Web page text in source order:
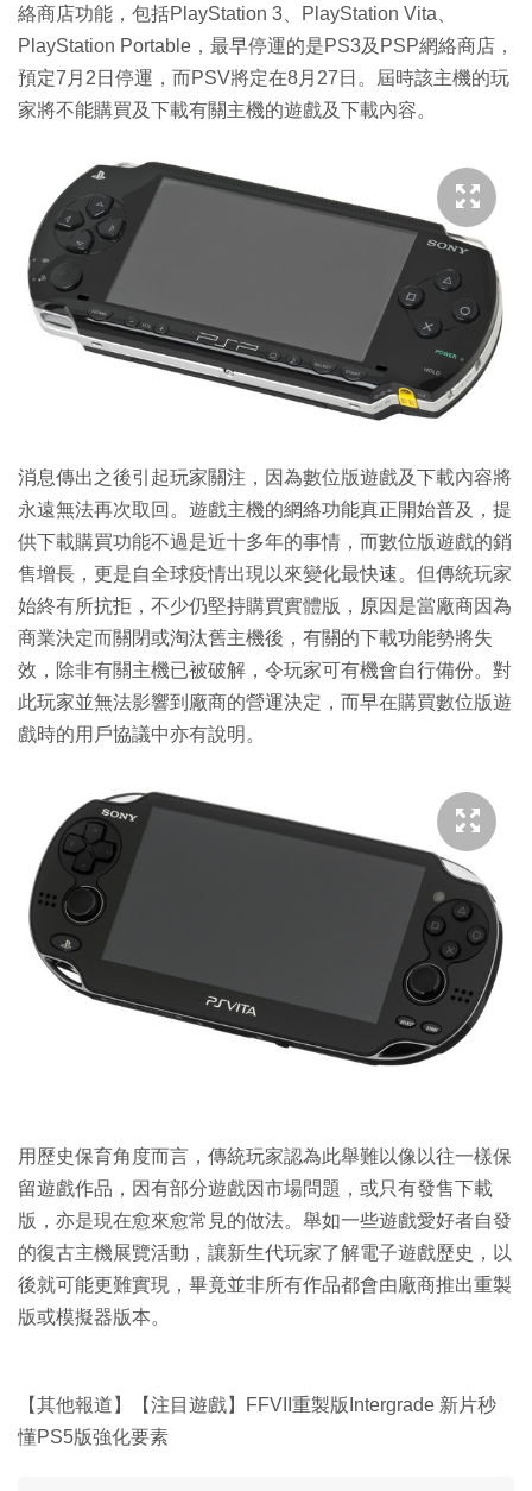
絡商店功能，包括PlayStation 3、PlayStation Vita、
PlayStation Portable，最早停運的是PS3及PSP網絡商店，
預定7月2日停運，而PSV將定在8月27日。屆時該主機的玩
家將不能購買及下載有關主機的遊戲及下載內容。
消息傳出之後引起玩家關注，因為數位版遊戲及下載內容將
永遠無法再次取回。遊戲主機的網絡功能真正開始普及，提
供下載購買功能不過是近十多年的事情，而數位版遊戲的銷
售增長，更是自全球疫情出現以來變化最快速。但傳統玩家
始終有所抗拒，不少仍堅持購買實體版，原因是當廠商因為
商業決定而關閉或淘汰舊主機後，有關的下載功能勢將失
效，除非有關主機已被破解，令玩家可有機會自行備份。對
此玩家並無法影響到廠商的營運決定，而早在購買數位版遊
戲時的用戶協議中亦有說明。
用歷史保育角度而言，傳統玩家認為此舉難以像以往一樣保
留遊戲作品，因有部分遊戲因市場問題，或只有發售下載
版，亦是現在愈來愈常見的做法。舉如一些遊戲愛好者自發
的復古主機展覽活動，讓新生代玩家了解電子遊戲歷史，以
後就可能更難實現，畢竟並非所有作品都會由廠商推出重製
版或模擬器版本。
【其他報道】【注目遊戲】FFVII重製版Intergrade 新片秒
懂PS5版強化要素